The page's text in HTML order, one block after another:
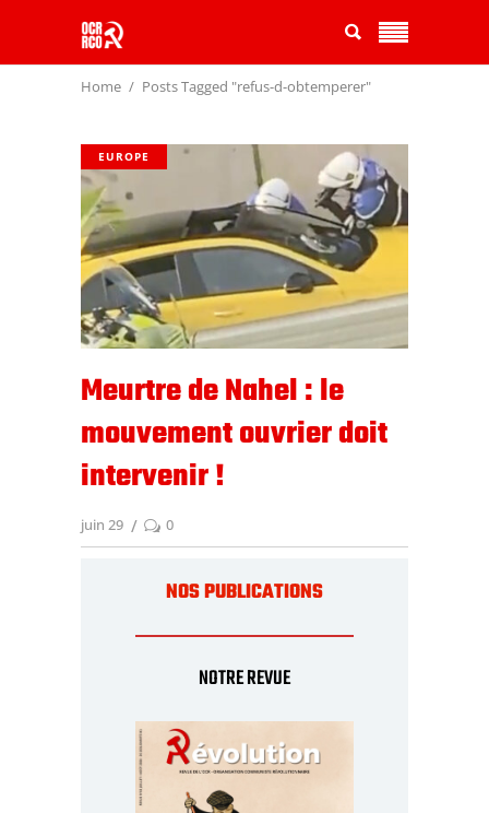
Home Posts Tagged "refus-d-obtemperer"
EUROPE
Meurtre de Nahel : le
mouvement ouvrier doit
intervenir !
juin 29 0
NOS PUBLICATIONS
NOTRE REVUE